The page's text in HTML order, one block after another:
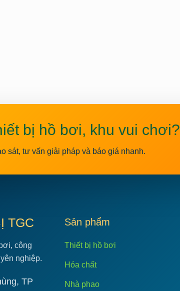
bị hồ bơi, khu vui chơi?
sát, tư vấn giải pháp và báo giá nhanh.
TGC
công
nghiệp.
TP
Sản phẩm
Thiết bị hồ bơi
Hóa chất
Nhà phao